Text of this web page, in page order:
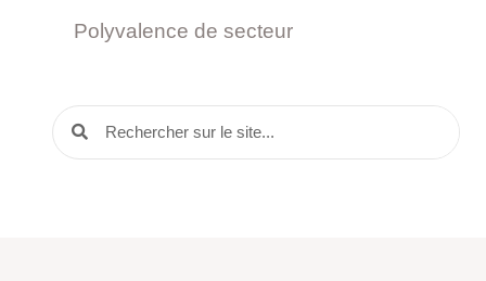
Polyvalence de secteur